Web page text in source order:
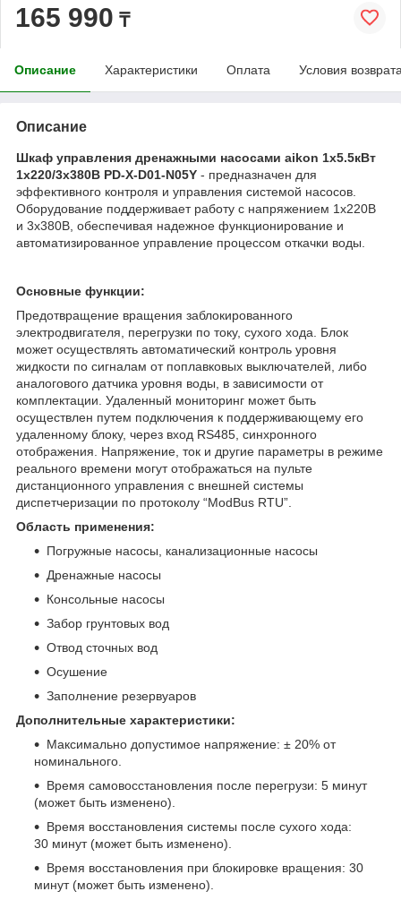
165 990 ₸
Описание Характеристики Оплата Условия
Описание
Шкаф управления дренажными насосами aikon 1х5.5кВт
1х220/3х380В PD-X-D01-N05Y - предназначен для
эффективного контроля и управления системой насосов.
Оборудование поддерживает работу с напряжением 1х220В
и 3х380В, обеспечивая надежное функционирование и
автоматизированное управление процессом откачки воды.
Основные функции:
Предотвращение вращения заблокированного
электродвигателя, перегрузки по току, сухого хода. Блок
может осуществлять автоматический контроль уровня
жидкости по сигналам от поплавковых выключателей, либо
аналогового датчика уровня воды, в зависимости от
комплектации. Удаленный мониторинг может быть
осуществлен путем подключения к поддерживающему его
удаленному блоку, через вход RS485, синхронного
отображения. Напряжение, ток и другие параметры в режиме
реального времени могут отображаться на пульте
дистанционного управления с внешней системы
диспетчеризации по протоколу “ModBus RTU”.
Область применения:
Погружные насосы, канализационные насосы
Дренажные насосы
Консольные насосы
Забор грунтовых вод
Отвод сточных вод
Осушение
Заполнение резервуаров
Дополнительные характеристики:
Максимально допустимое напряжение: ± 20% от
номинального.
Время самовосстановления после перегрузи: 5 минут
(может быть изменено).
Время восстановления системы после сухого хода:
30 минут (может быть изменено).
Время восстановления при блокировке вращения: 30
минут (может быть изменено).